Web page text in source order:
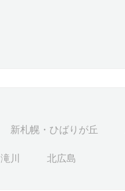
新札幌・ひばりが丘
滝川 北広島